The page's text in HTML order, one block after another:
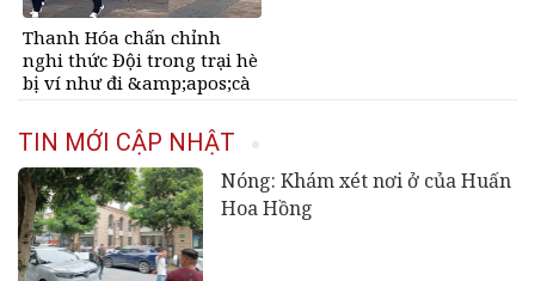
Thanh Hóa chấn chỉnh
nghi thức Đội trong trại hè
bị ví như đi &amp;apos;cà
TIN MỚI CẬP NHẬT
Nóng: Khám xét nơi ở của Huấn
Hoa Hồng